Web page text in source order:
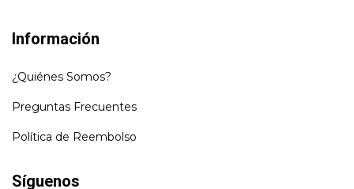
Información
¿Quiénes Somos?
Preguntas Frecuentes
Política de Reembolso
Síguenos